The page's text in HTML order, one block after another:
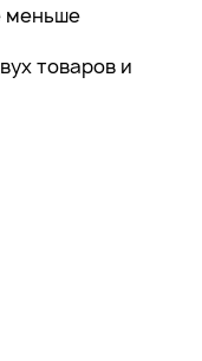
меньше
товаров и